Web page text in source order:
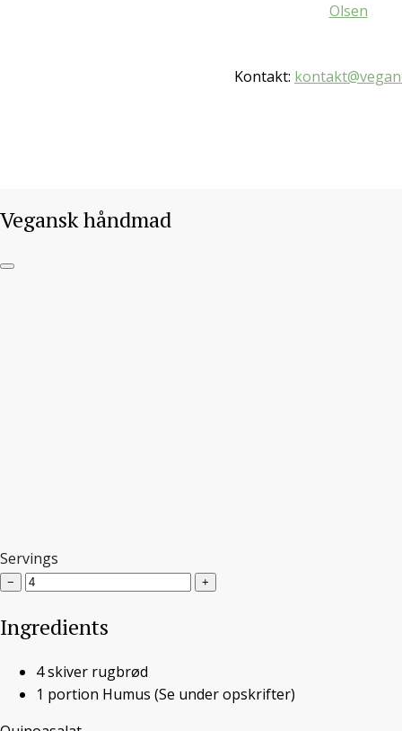
Vegansk håndmad
og en engelsk
svigersøn
Olsen
Kontakt:
Vegansk håndmad
Servings
− +
Ingredients
4skiver rugbrød
1 portion Humus (Se under opskrifter)